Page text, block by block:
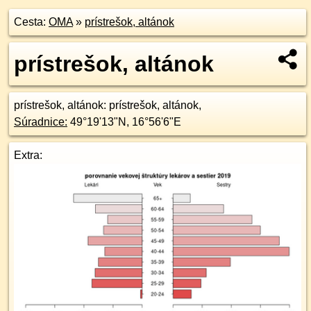
Cesta: OMA» prístrešok, altánok
prístrešok, altánok
prístrešok, altánok: prístrešok, altánok,
Súradnice: 49°19'13"N , 16°56'6"E
Extra: